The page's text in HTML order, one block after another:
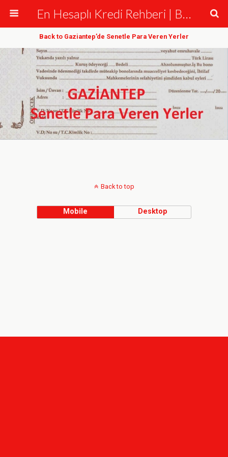
En Hesaplı Kredi Rehberi | Bankalar ve Krediler
Back to Gaziantep’de Senetle Para Veren Yerler
Back to top
Mobile Desktop